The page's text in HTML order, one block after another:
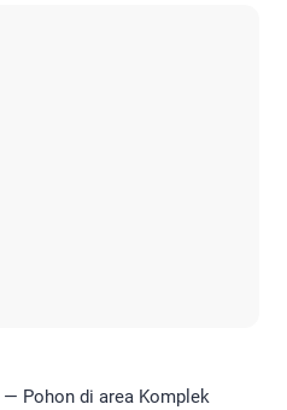
— Pohon di area Komplek